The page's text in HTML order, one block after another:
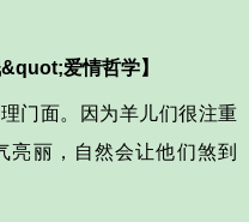
爱情哲学】
门面。因为羊儿们很注重
亮丽，自然会让他们煞到